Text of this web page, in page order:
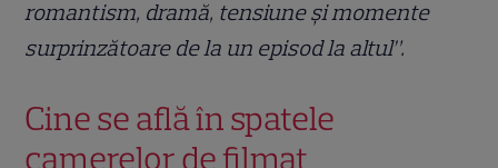
romantism, dramă, tensiune și momente
surprinzătoare de la un episod la altul”.
Cine se află în spatele
camerelor de filmat